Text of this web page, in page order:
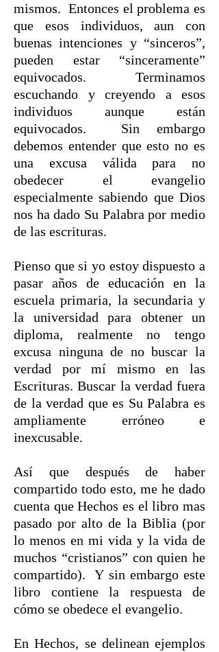
mismos. Entonces el problema es
que esos individuos, aun con
buenas intenciones y “sinceros”,
pueden estar “sinceramente”
equivocados. Terminamos
escuchando y creyendo a esos
individuos aunque están
equivocados. Sin embargo
debemos entender que esto no es
una excusa válida para no
obedecer el evangelio
especialmente sabiendo que Dios
nos ha dado Su Palabra por medio
de las escrituras.
Pienso que si yo estoy dispuesto a
pasar años de educación en la
escuela primaria, la secundaria y
la universidad para obtener un
diploma, realmente no tengo
excusa ninguna de no buscar la
verdad por mí mismo en las
Escrituras. Buscar la verdad fuera
de la verdad que es Su Palabra es
ampliamente erróneo e
inexcusable.
Así que después de haber
compartido todo esto, me he dado
cuenta que Hechos es el libro mas
pasado por alto de la Biblia (por
lo menos en mi vida y la vida de
muchos “cristianos” con quien he
compartido). Y sin embargo este
libro contiene la respuesta de
cómo se obedece el evangelio.
En Hechos, se delinean ejemplos